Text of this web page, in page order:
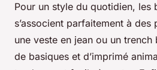
Pour un style du quotidien, les
s’associent parfaitement à
une veste en jean ou un
de basiques et d’imprimé